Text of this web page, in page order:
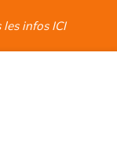
infos ICI